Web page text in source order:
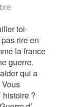
toi-
rire en
la france
guerre.
qui a
histoire ?